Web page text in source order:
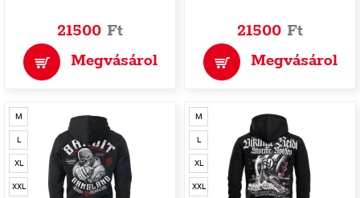
21500 Ft
Megvásárol
21500 Ft
Megvásárol
M
L
XL
XXL
M
L
XL
XXL